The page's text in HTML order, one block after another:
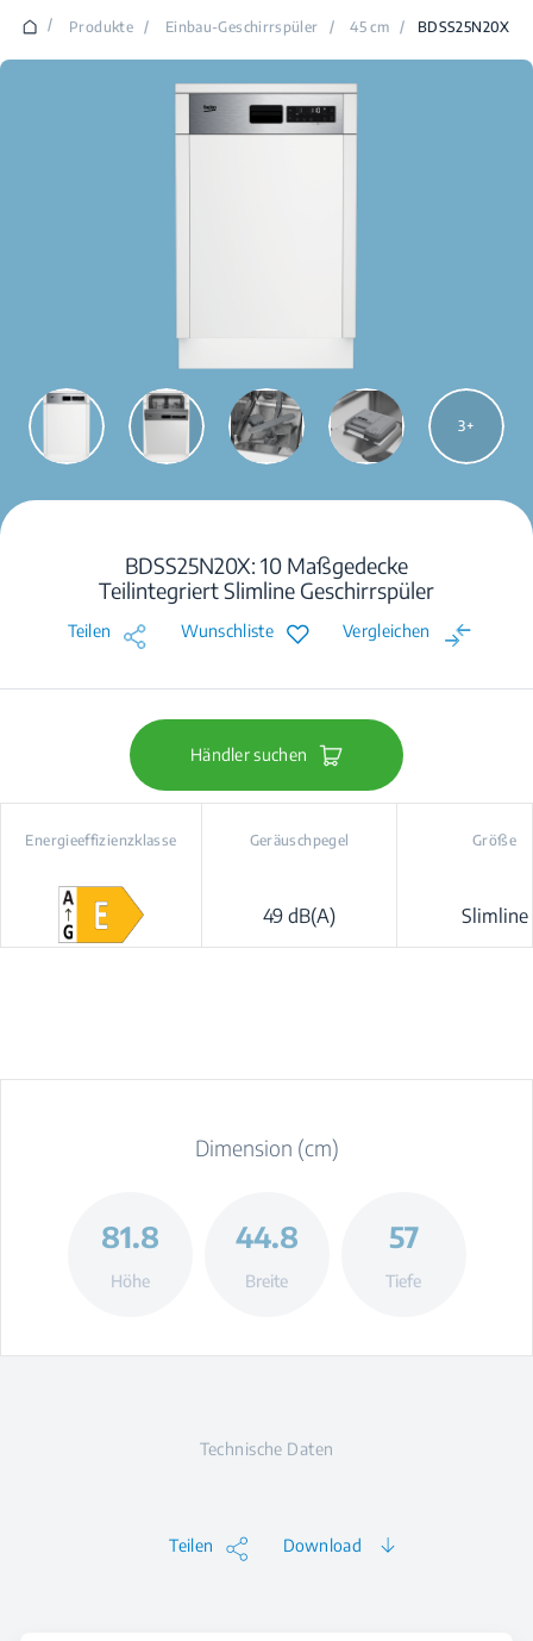
/ Produkte / Einbau-Geschirrspüler / 45 cm / BDSS25N20X
3
BDSS25N20X: 10 Maßgedecke
Teilintegriert Slimline Geschirrspüler
Teilen Wunschliste Vergleichen
Händler suchen
Energieeffizienzklasse Geräuschpegel
49 dB(A)
Größe
Slimline
Dimension (cm)
81.8
Höhe
44.8
Breite
57
Tiefe
Technische Daten
Teilen Download